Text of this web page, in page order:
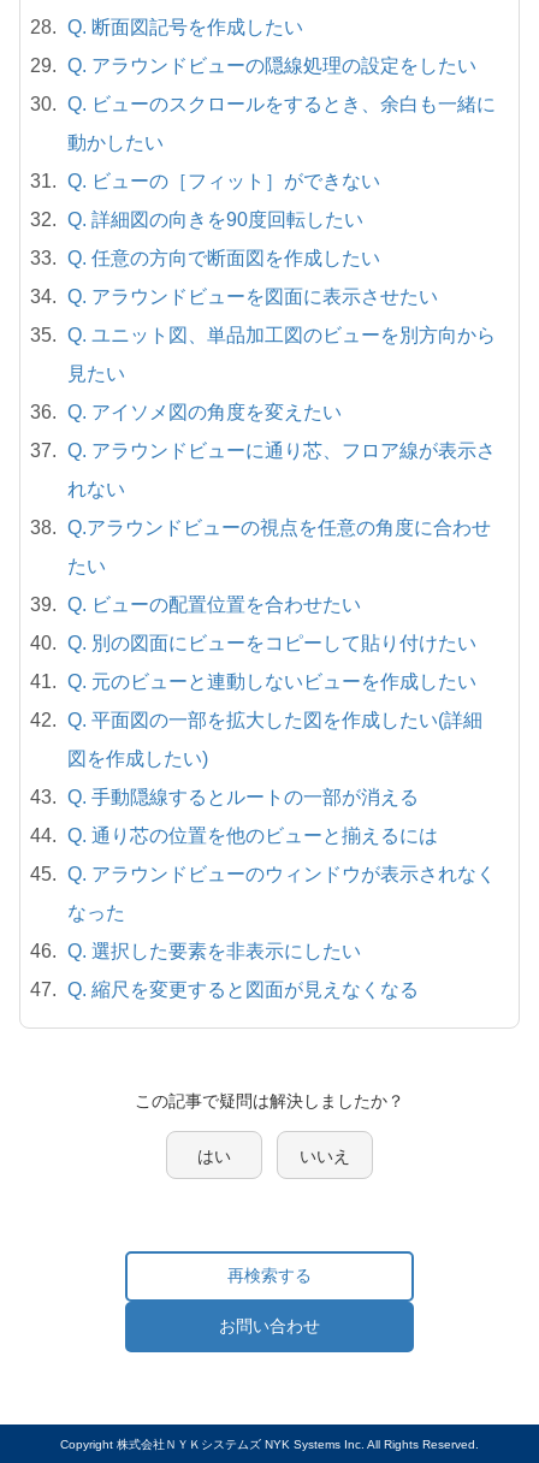
Q. 断面図記号を作成したい
Q. アラウンドビューの隠線処理の設定をしたい
Q. ビューのスクロールをするとき、余白も一緒に
動かしたい
Q. ビューの［フィット］ができない
Q. 詳細図の向きを90度回転したい
Q. 任意の方向で断面図を作成したい
Q. アラウンドビューを図面に表示させたい
Q. ユニット図、単品加工図のビューを別方向から
見たい
Q. アイソメ図の角度を変えたい
Q. アラウンドビューに通り芯、フロア線が表示さ
れない
Q.アラウンドビューの視点を任意の角度に合わせ
たい
Q. ビューの配置位置を合わせたい
Q. 別の図面にビューをコピーして貼り付けたい
Q. 元のビューと連動しないビューを作成したい
Q. 平面図の一部を拡大した図を作成したい(詳細
図を作成したい)
Q. 手動隠線するとルートの一部が消える
Q. 通り芯の位置を他のビューと揃えるには
Q. アラウンドビューのウィンドウが表示されなく
なった
Q. 選択した要素を非表示にしたい
Q. 縮尺を変更すると図面が見えなくなる
この記事で疑問は解決しましたか？
はい いいえ
再検索する
お問い合わせ
Copyright 株式会社ＮＹＫシステムズ NYK Systems Inc. All Rights Reserved.